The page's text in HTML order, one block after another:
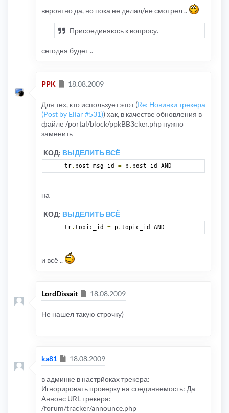
вероятно да, но пока не делал/не смотрел ..
Присоединяюсь к вопросу.
сегодня будет ..
PPK Сообщение
18.08.2009
Для тех, кто использует этот (Re: Новинки трекера
(Post by Eliar #531)) хак, в качестве обновления в
файле /portal/block/ppkBB3cker.php нужно
заменить
КОД: ВЫДЕЛИТЬ ВСЁ
tr. post_msg_id = p . post_id AND
на
КОД: ВЫДЕЛИТЬ ВСЁ
tr. topic_id = p . topic_id AND
и всё ..
LordDissait Сообщение
18.08.2009
Не нашел такую строчку)
ka81 Сообщение
18.08.2009
в админке в настрйоках трекера:
Игнорировать проверку на соединяемость: Да
Аннонс URL трекера:
/forum/tracker/announce.php